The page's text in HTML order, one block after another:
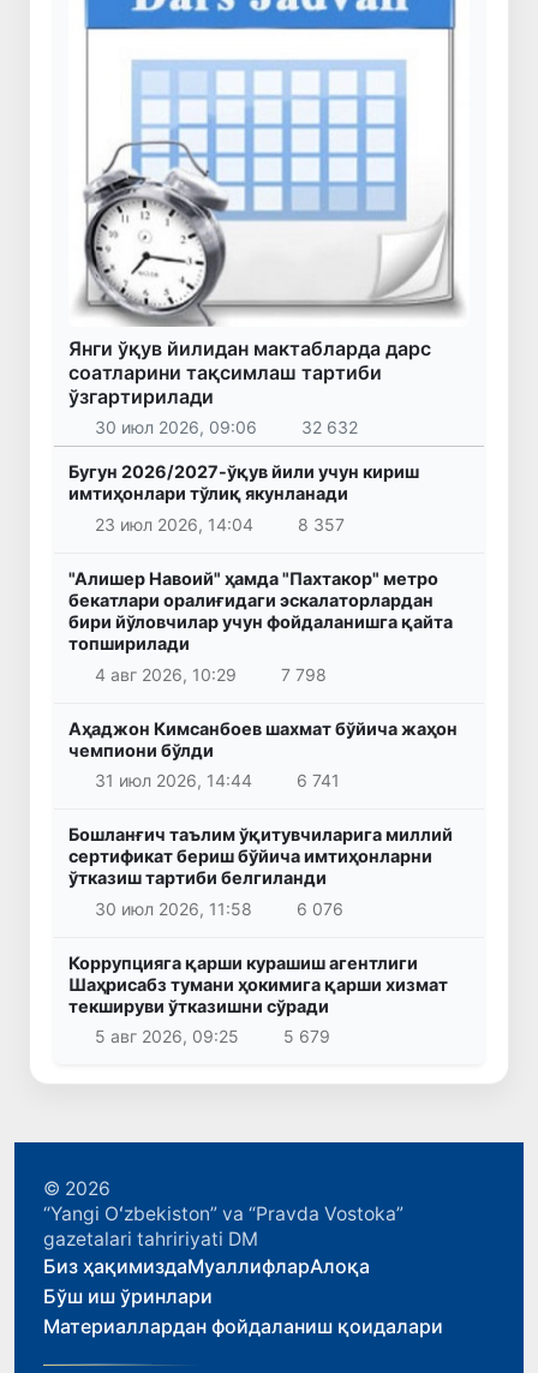
Янги ўқув йилидан мактабларда дарс
соатларини тақсимлаш тартиби
ўзгартирилади
30 июл 2026, 09:06 32 632
Бугун 2026/2027-ўқув йили учун кириш
имтиҳонлари тўлиқ якунланади
23 июл 2026, 14:04
8 357
"Алишер Навоий" ҳамда "Пахтакор" метро
бекатлари оралиғидаги эскалаторлардан
бири йўловчилар учун фойдаланишга қайта
топширилади
4 авг 2026, 10:29
7 798
Аҳаджон Кимсанбоев шахмат бўйича жаҳон
чемпиони бўлди
31 июл 2026, 14:44
6 741
Бошланғич таълим ўқитувчиларига миллий
сертификат бериш бўйича имтиҳонларни
ўтказиш тартиби белгиланди
30 июл 2026, 11:58
6 076
Коррупцияга қарши курашиш агентлиги
Шаҳрисабз тумани ҳокимига қарши хизмат
текшируви ўтказишни сўради
5 авг 2026, 09:25
5 679
© 2026
“Yangi Oʻzbekiston” va “Pravda Vostoka”
gazetalari tahririyati DM
Биз ҳақимиздаМуаллифларАлоқа
Бўш иш ўринлари
Материаллардан фойдаланиш қоидалари